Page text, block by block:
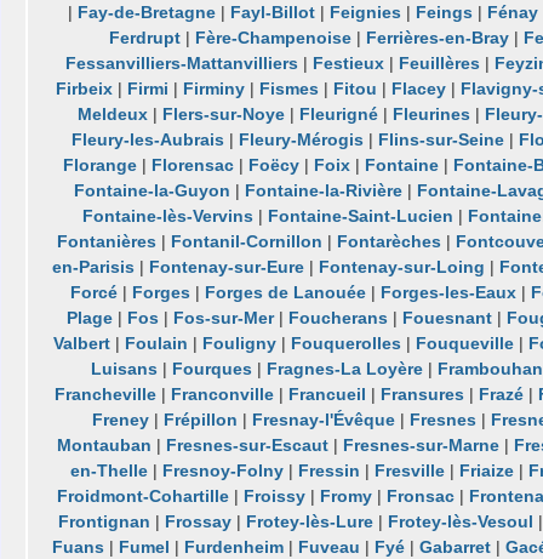
| Fay-de-Bretagne| Fayl-Billot| Feignies| Feings| Fénay
Ferdrupt| Fère-Champenoise| Ferrières-en-Bray|
Fessanvilliers-Mattanvilliers| Festieux| Feuillères|
Firbeix | Firmi | Firminy | Fismes | Fitou | Flacey | Flavigny-
Meldeux | Flers-sur-Noye | Fleurigné | Fleurines |
Fleury-les-Aubrais | Fleury-Mérogis | Flins-sur-Seine |
Florange | Florensac | Foëcy | Foix | Fontaine | Fontaine-
Fontaine-la-Guyon | Fontaine-la-Rivière | Fontaine-
Fontaine-lès-Vervins| Fontaine-Saint-Lucien |
Fontanières | Fontanil-Cornillon | Fontarèches |
en-Parisis| Fontenay-sur-Eure| Fontenay-sur-Loing |
Forcé| Forges| Forges de Lanouée| Forges-les-Eaux|
Plage | Fos | Fos-sur-Mer| Foucherans | Fouesnant |
Valbert| Foulain | Fouligny| Fouquerolles| Fouqueville|
Luisans | Fourques | Fragnes-La Loyère |
Francheville | Franconville | Francueil | Fransures | Frazé |
Freney| Frépillon | Fresnay-l'Évêque| Fresnes|
Montauban | Fresnes-sur-Escaut| Fresnes-sur-Marne|
en-Thelle| Fresnoy-Folny| Fressin | Fresville| Friaize|
Froidmont-Cohartille | Froissy | Fromy | Fronsac |
Frontignan | Frossay | Frotey-lès-Lure | Frotey-lès-Vesoul
Fuans | Fumel | Furdenheim | Fuveau | Fyé |Gabarret |